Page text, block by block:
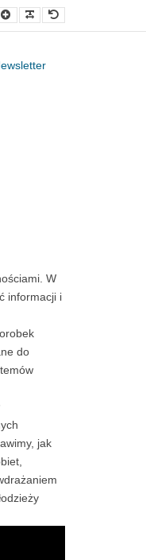
Większa
czcionka
Czytelne
czcionkidomyślna
W
informacji i
do
jak